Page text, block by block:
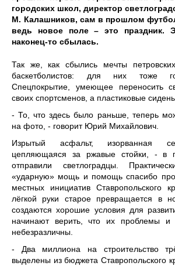
городских школ, директор
М. Калашников, сам в прошлом
ведь новое поле – это праздник.
наконец-то сбылась.
Так же, как сбылись мечты
баскетболистов: для них тоже
Спецпокрытие, умеющее переносить
своих спортсменов, а пластиковые
- То, что здесь было раньше, теперь
на фото, - говорит Юрий Михайлович.
Изрытый асфальт, изорванная
цепляющаяся за ржавые стойки, - в
отправили светлоградцы.
«ударную» мощь и помощь спасибо
местных инициатив
лёгкой руки старое превращается в
создаются хорошие условия для
начинают верить, что их проблемы и
небезразличны.
- Два миллиона на строительство
выделены из бюджета Ставропольского